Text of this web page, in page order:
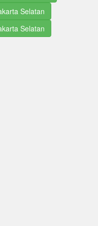
Selatan
Selatan